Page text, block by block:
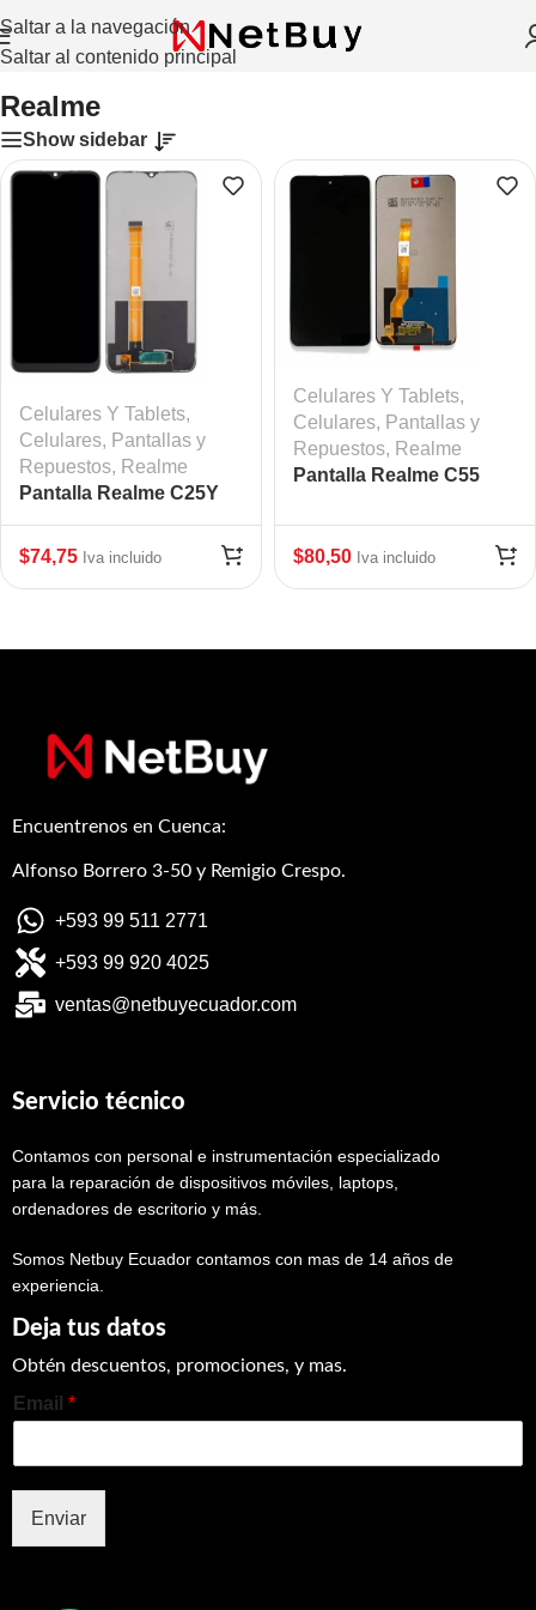
Saltar a la navegación
Saltar al contenido principal
Inicio/ Celulares Y Tablets/Celulares
Realme
Show sidebar
Celulares Y Tablets,
Celulares, Pantallas y
Repuestos, Realme
Pantalla Realme C25Y
$74,75 Iva incluido
Celulares Y Tablets,
Celulares, Pantallas y
Repuestos, Realme
Pantalla Realme C55
$80,50 Iva incluido
Encuentrenos en Cuenca:
Alfonso Borrero 3-50 y Remigio Crespo.
+593 99 511 2771
+593 99 920 4025
ventas@netbuyecuador.com
Servicio técnico
Contamos con personal e instrumentación especializado
para la reparación de dispositivos móviles, laptops,
ordenadores de escritorio y más.
Somos Netbuy Ecuador contamos con mas de 14 años de
experiencia.
Deja tus datos
Obtén descuentos, promociones, y mas.
Email *
Enviar